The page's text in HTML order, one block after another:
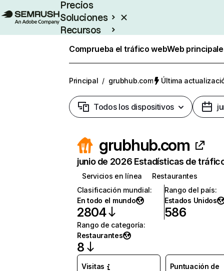
Precios
Soluciones
Recursos
Comprueba el tráfico webWeb
Principal / grubhub.com Última
Todos los dispositivos
grubhub.com
junio de 2026 Estadísticas de
Servicios en línea
Restaurantes
Clasificación mundial:
En todo el mundo
2804
Rango del país:
Estados Unidos
586
Rango de categoría:
Restaurantes
8
Visitas
Puntuación de